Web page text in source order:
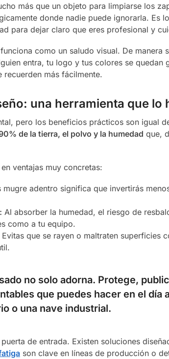
más que un objeto para limpiarse los
donde nadie puede ignorarla. Es
para dejar claro que eres profesional y
funciona como un saludo visual. De manera
entra, tu logo y tus colores se quedan
más fácilmente.
una herramienta que lo
pero los beneficios prácticos son igual
de la tierra, el polvo y la humedad que,
ventajas muy concretas:
mugre adentro significa que invertirás
Al absorber la humedad, el riesgo de
como a tu equipo.
Evitas que se rayen o maltraten superficies
no solo adorna. Protege,
que puedes hacer en el día
o una nave industrial.
de entrada. Existen soluciones
son clave en líneas de producción o